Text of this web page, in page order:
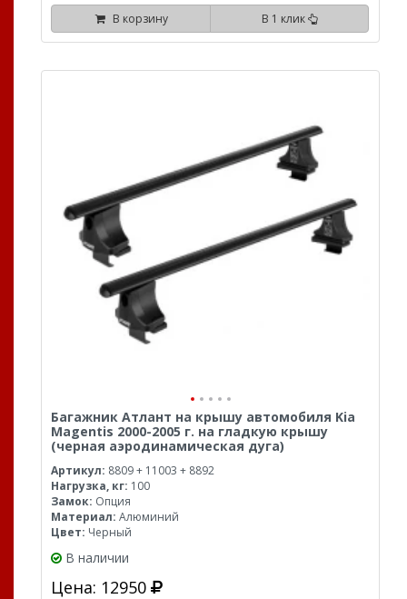
В корзину В 1 клик
Багажник Атлант на крышу автомобиля Kia
Magentis 2000-2005 г. на гладкую крышу
(черная аэродинамическая дуга)
Артикул: 8809 + 11003 + 8892
Нагрузка, кг: 100
Замок: Опция
Материал: Алюминий
Цвет: Черный
В наличии
Цена: 12950